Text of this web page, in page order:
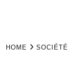
HOME SOCIÉTÉ